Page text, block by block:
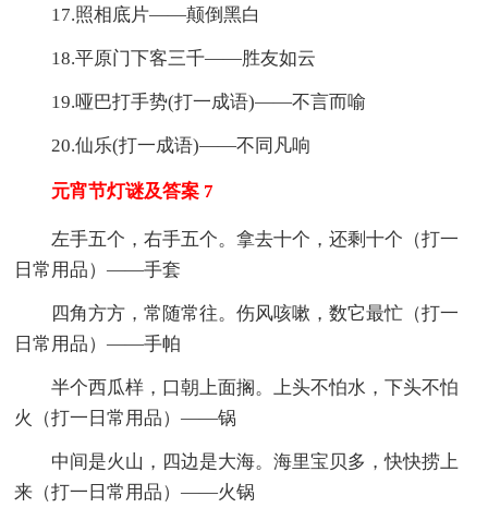
17.照相底片——颠倒黑白
18.平原门下客三千——胜友如云
19.哑巴打手势(打一成语)——不言而喻
20.仙乐(打一成语)——不同凡响
元宵节灯谜及答案 7
左手五个，右手五个。拿去十个，还剩十个（打一
日常用品）——手套
四角方方，常随常往。伤风咳嗽，数它最忙（打一
日常用品）——手帕
半个西瓜样，口朝上面搁。上头不怕水，下头不怕
火（打一日常用品）——锅
中间是火山，四边是大海。海里宝贝多，快快捞上
来（打一日常用品）——火锅